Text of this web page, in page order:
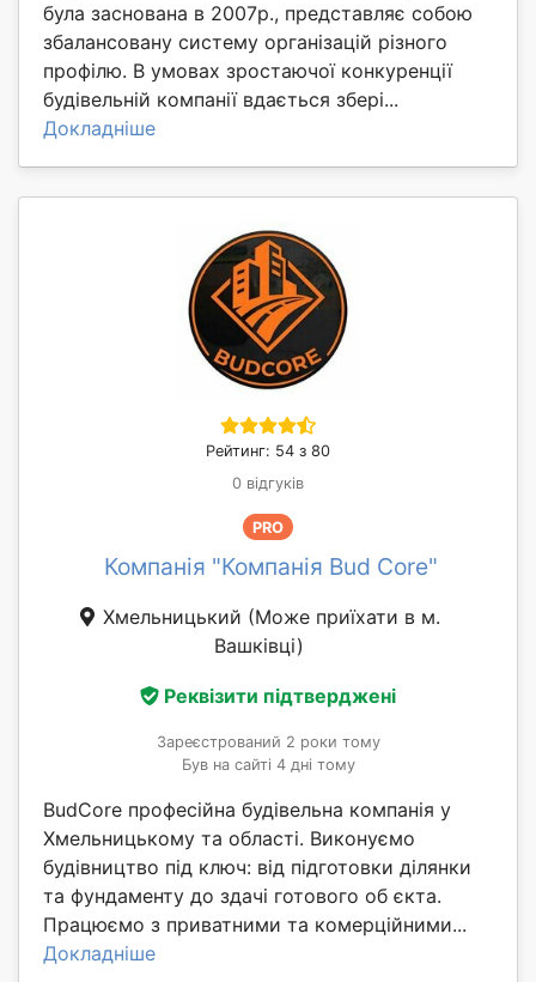
була заснована в 2007р., представляє собою
збалансовану систему організацій різного
профілю. В умовах зростаючої конкуренції
будівельній компанії вдається збері...
Докладніше
Рейтинг: 54 з 80
0 відгуків
PRO
Компанія "Компанія Bud Core"
Хмельницький (Може приїхати в м.
Вашківці)
Реквізити підтверджені
Зареєстрований 2 роки тому
Був на сайті 4 дні тому
BudCore професійна будівельна компанія у
Хмельницькому та області. Виконуємо
будівництво під ключ: від підготовки ділянки
та фундаменту до здачі готового об єкта.
Працюємо з приватними та комерційними...
Докладніше